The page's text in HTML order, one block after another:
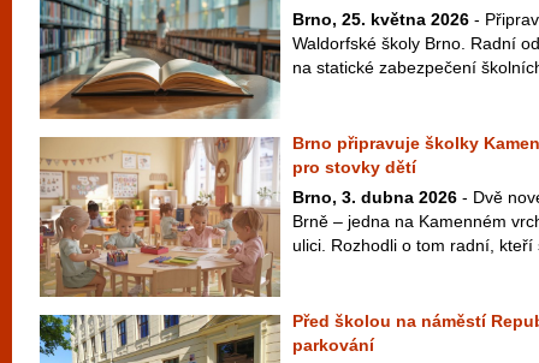
Brno, 25. května 2026 -
Waldorfské školy Brno. Radní
na statické zabezpečení
Brno připravuje školky
pro stovky dětí
Brno, 3. dubna 2026 - Dvě
Brně – jedna na Kamenném
ulici. Rozhodli o tom radní, kteří
Před školou na náměstí
parkování